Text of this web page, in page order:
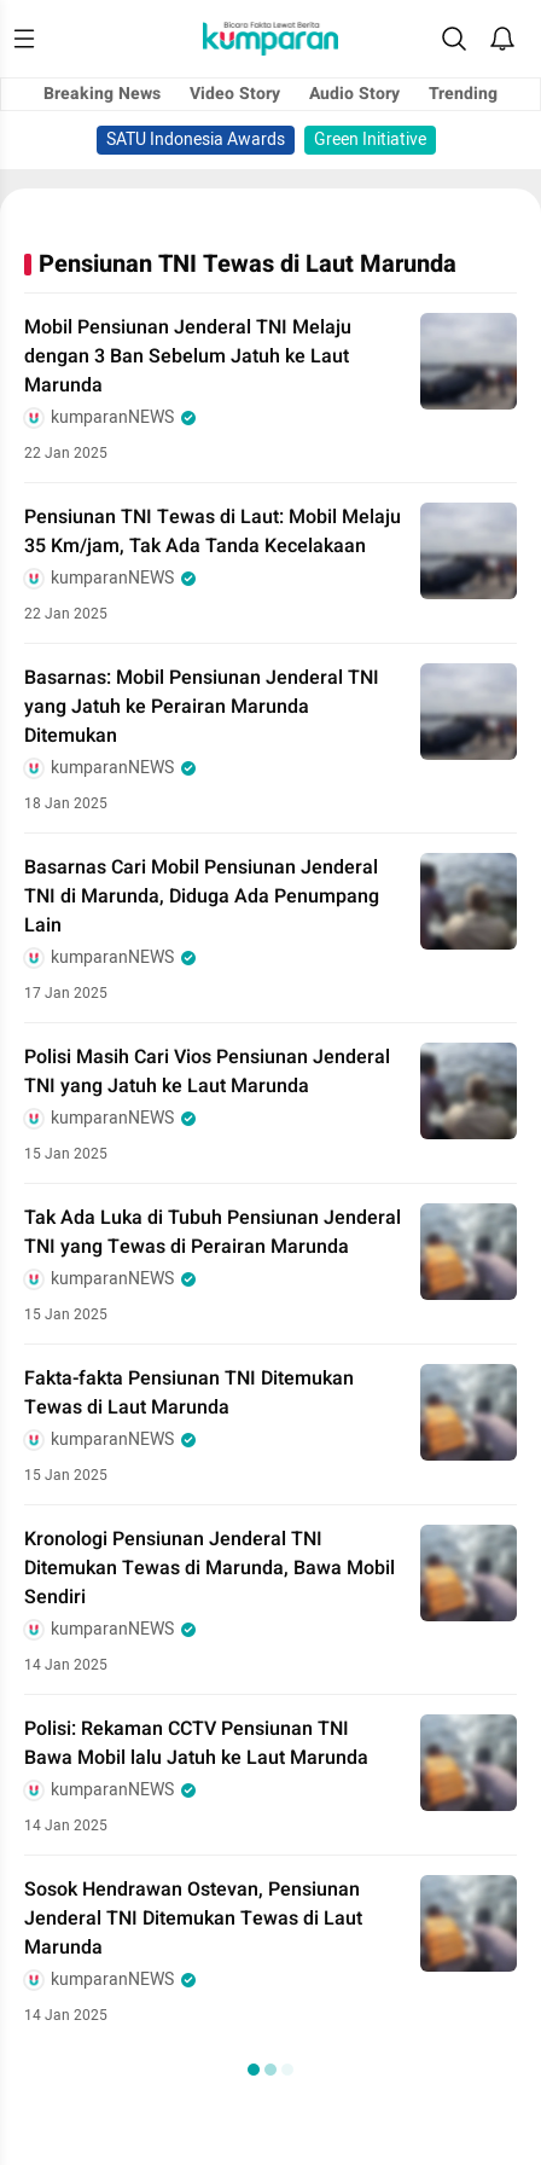
Breaking News Video Story Audio Story
Trending
SATU Indonesia Awards
Green Initiative
Pensiunan TNI Tewas di Laut Marunda
Mobil Pensiunan Jenderal TNI Melaju
dengan 3 Ban Sebelum Jatuh ke Laut
Marunda
kumparanNEWS
22 Jan 2025
Pensiunan TNI Tewas di Laut: Mobil Melaju
35 Km/jam, Tak Ada Tanda Kecelakaan
kumparanNEWS
22 Jan 2025
Basarnas: Mobil Pensiunan Jenderal TNI
yang Jatuh ke Perairan Marunda
Ditemukan
kumparanNEWS
18 Jan 2025
Basarnas Cari Mobil Pensiunan Jenderal
TNI di Marunda, Diduga Ada Penumpang
Lain
kumparanNEWS
17 Jan 2025
Polisi Masih Cari Vios Pensiunan Jenderal
TNI yang Jatuh ke Laut Marunda
kumparanNEWS
15 Jan 2025
Tak Ada Luka di Tubuh Pensiunan Jenderal
TNI yang Tewas di Perairan Marunda
kumparanNEWS
15 Jan 2025
Fakta-fakta Pensiunan TNI Ditemukan
Tewas di Laut Marunda
kumparanNEWS
15 Jan 2025
Kronologi Pensiunan Jenderal TNI
Ditemukan Tewas di Marunda, Bawa Mobil
Sendiri
kumparanNEWS
14 Jan 2025
Polisi: Rekaman CCTV Pensiunan TNI
Bawa Mobil lalu Jatuh ke Laut Marunda
kumparanNEWS
14 Jan 2025
Sosok Hendrawan Ostevan, Pensiunan
Jenderal TNI Ditemukan Tewas di Laut
Marunda
kumparanNEWS
14 Jan 2025